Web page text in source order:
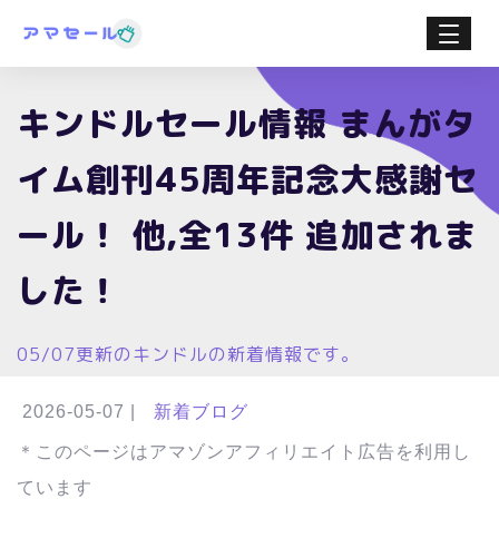
キンドルセール情報 まんがタ
イム創刊45周年記念大感謝セ
ール！ 他,全13件 追加されま
した！
05/07更新のキンドルの新着情報です。
2026-05-07 新着ブログ
＊このページはアマゾンアフィリエイト広告を利用し
ています